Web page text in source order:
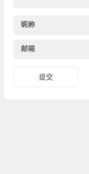
昵称
邮箱
提交